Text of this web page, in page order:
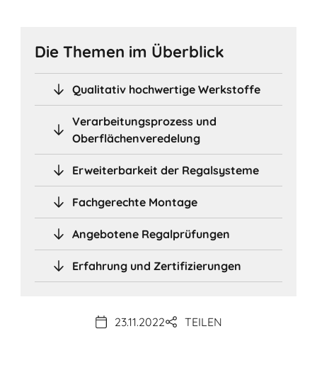
Die Themen im Überblick
Qualitativ hochwertige Werkstoffe
Verarbeitungsprozess und
Oberflächenveredelung
Erweiterbarkeit der Regalsysteme
Fachgerechte Montage
Angebotene Regalprüfungen
Erfahrung und Zertifizierungen
23.11.2022 TEILEN